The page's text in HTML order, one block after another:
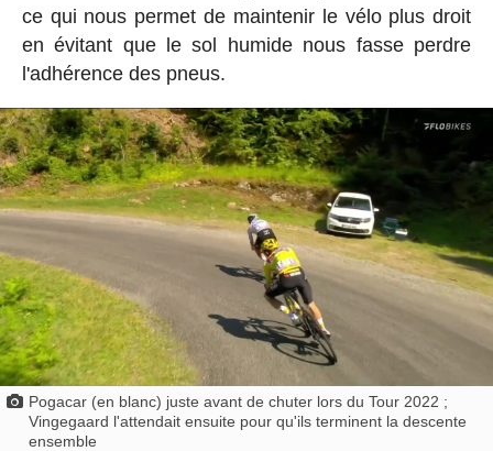
ce qui nous permet de maintenir le vélo plus droit
en évitant que le sol humide nous fasse perdre
l'adhérence des pneus.
Pogacar (en blanc) juste avant de chuter lors du Tour 2022 ;
Vingegaard l'attendait ensuite pour qu'ils terminent la descente
ensemble